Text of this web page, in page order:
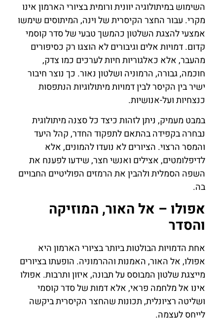
השימוש במיתולוגיה יוונית ורומית בציורי הארמון אינו
מקרי. עבור החצר הקיסרית של וינה, המיתוסים שימשו
אמצעי להצגת השלטון כהמשך טבעי של סדר קוסמי
קדום. דמויות אלים וגיבורים לא הוצגו רק כסיפורים
מהעבר, אלא כאלגוריות חיות לערכים כמו צדק,
חוכמה, גבורה, הרמוניה ושלטון נאור. כך נוצר חיבור
ישיר בין הקיסר לבין דמויות מיתולוגיות הנתפסות
כנצחיות ועל-אנושיות.
במבט מעמיק, ניתן לזהות כיצד כל סצנה מיתולוגית
נבחרה בקפידה בהתאם לתפקוד החדר, קהל היעד
והמסר הרצוי. הציורים לא נועדו להמונים, אלא
לדיפלומטים, אצילים ואנשי חצר, שידעו לפענח את
השפה הסמלית ולהבין את הרמזים הפוליטיים החבויים
בה.
אפולו – אל האור, המוזיקה
והסדר
אחת הדמויות הבולטות ביותר בציורי הארמון היא
אפולו, אל האור, האמנות וההרמוניה. הופעתו בציורים
מייצגת שלטון המבוסס על תבונה, איזון ותרבות. אפולו
אינו אל מלחמה פראי, אלא דמות של סדר קוסמי
ושליטה רציונלית, תכונות שהחצר הקיסרית ביקשה
לייחס לעצמה.